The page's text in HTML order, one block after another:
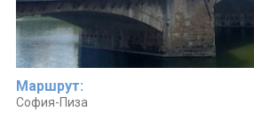
Маршрут:
София-Пиза